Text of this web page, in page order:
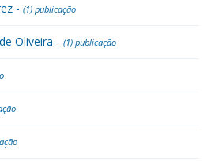
- (1) publicação
Oliveira - (1) publicação